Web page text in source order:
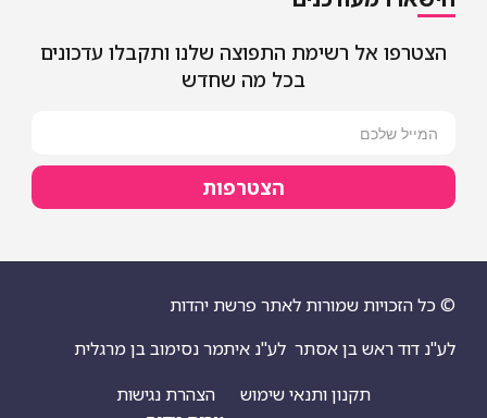
הצטרפו אל רשימת התפוצה שלנו ותקבלו עדכונים
בכל מה שחדש
הצטרפות
© כל הזכויות שמורות לאתר פרשת יהדות
לע"נ דוד ראש בן אסתר לע"נ איתמר נסימוב בן מרגלית
תקנון ותנאי שימוש
הצהרת נגישות